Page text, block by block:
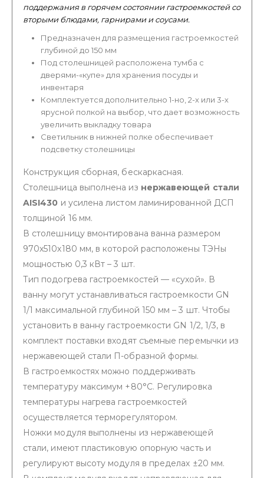
поддержания в горячем состоянии гастроемкостей со
вторыми блюдами, гарнирами и соусами.
Предназначен для размещения гастроемкостей
глубиной до 150 мм
Под столешницей расположена тумба с
дверями-«купе» для хранения посуды и
инвентаря
Комплектуется дополнительно 1-но, 2-х или 3-х
ярусной полкой на выбор, что дает возможность
увеличить выкладку товара
Светильник в нижней полке обеспечивает
подсветку столешницы
Конструкция сборная, бескаркасная.
Столешница выполнена из нержавеющей стали
AISI430 и усилена листом ламинированной ДСП
толщиной 16 мм.
В столешницу вмонтирована ванна размером
970х510х180 мм, в которой расположены ТЭНы
мощностью 0,3 кВт – 3 шт.
Тип подогрева гастроемкостей — «сухой». В
ванну могут устанавливаться гастроемкости GN
1/1 максимальной глубиной 150 мм – 3 шт. Чтобы
установить в ванну гастроемкости GN 1/2, 1/3, в
комплект поставки входят съемные перемычки из
нержавеющей стали П-образной формы.
В гастроемкостях можно поддерживать
температуру максимум +80°С. Регулировка
температуры нагрева гастроемкостей
осуществляется терморегулятором.
Ножки модуля выполнены из нержавеющей
стали, имеют пластиковую опорную часть и
регулируют высоту модуля в пределах ±20 мм.